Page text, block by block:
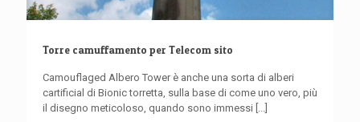
Torre camuffamento per Telecom sito
Camouflaged Albero Tower è anche una sorta di alberi
cartificial di Bionic torretta, sulla base di come uno vero, più
il disegno meticoloso, quando sono immessi [...]